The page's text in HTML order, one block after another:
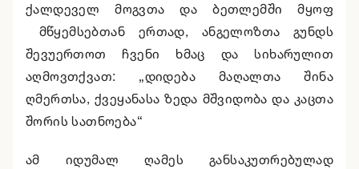
ქალდეველ მოგვთა და ბეთლემში მყოფ
მწყემსებთან ერთად, ანგელოზთა გუნდს
შევუერთოთ ჩვენი ხმაც და სიხარულით
აღმოვთქვათ: „დიდება მაღალთა შინა
ღმერთსა, ქვეყანასა ზედა მშვიდობა და კაცთა
შორის სათნოება“
ამ იდუმალ ღამეს განსაკუთრებულად